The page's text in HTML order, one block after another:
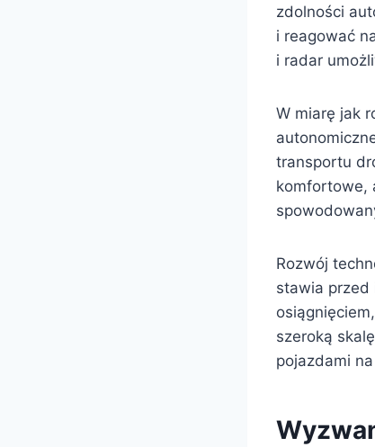
zdolności
i reagować
i radar
W miarę jak
transportu
komfortowe,
Rozwój
stawia przed
szeroką
pojazdami